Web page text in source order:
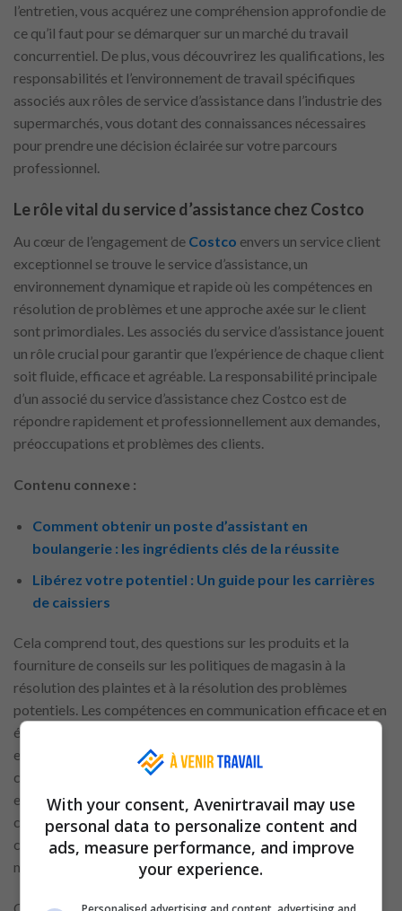
l’entretien, vous acquérez une compréhension approfondie de
ce qu’il faut pour se démarquer sur un marché du travail
concurrentiel. De plus, vous découvrirez les qualifications, les
responsabilités et l’environnement de travail spécifiques
associés aux rôles de service d’assistance dans l’industrie des
supermarchés, vous dotant des connaissances nécessaires
pour prendre une décision éclairée sur votre parcours
professionnel.
Le rôle vital du service d’assistance chez Costco
Au cœur de l’engagement de Costco envers un service client
exceptionnel se trouve le service d’assistance, un
environnement dynamique et rapide où les compétences en
résolution de problèmes et une approche axée sur le client
sont primordiales. Les associés du service d’assistance jouent
un rôle crucial pour garantir que l’expérience de chaque client
soit fluide, efficace et agréable. La responsabilité principale
d’un associé du service d’assistance chez Costco est de
répondre rapidement et professionnellement aux demandes,
préoccupations et problèmes des clients.
Contenu connexe :
Comment obtenir un poste d’assistant en
boulangerie : les ingrédients clés de la réussite
Libérez votre potentiel : Un guide pour les carrières
de caissiers
Cela comprend tout, des questions sur les produits et la
fourniture de conseils sur les politiques de magasin à la
résolution des plaintes et à la résolution des problèmes
potentiels. Les compétences en communication efficace et en
écoute active sont essentielles, car les associés doivent être
en mesure de comprendre les nuances de la situation de
chaque
et de répondre de manière claire, empathique
et orientée vers la solution. En plus des tâches de service
client, les associés du service d’assistance sont souvent
chargés de coordonner divers aspects opérationnels du
magasin.
With your consent, Avenirtravail may use
personal data to personalize content and
ads, measure performance, and improve
your experience.